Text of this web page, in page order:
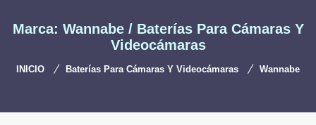
Marca: Wannabe / Baterías Para Cámaras Y
Videocámaras
INICIO Baterías Para Cámaras Y Videocámaras Wannabe